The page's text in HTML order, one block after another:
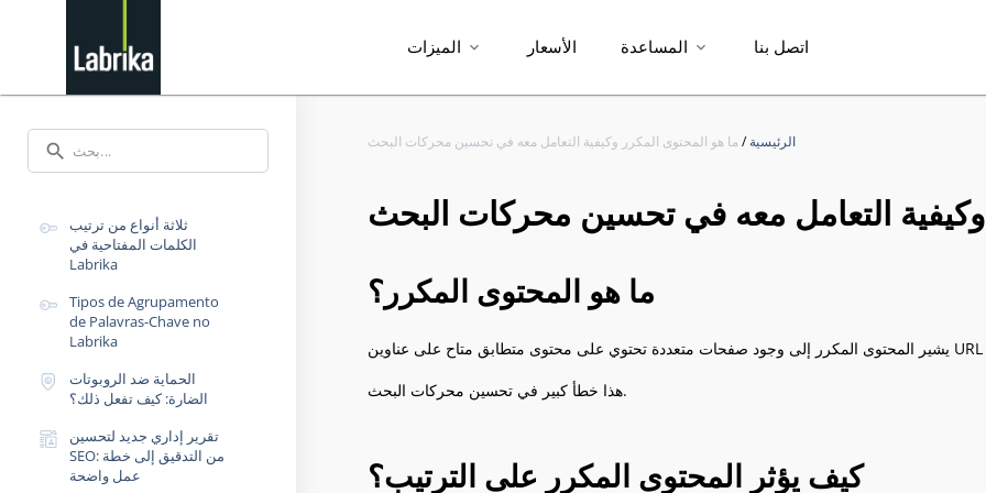
expand_more الأسعار expand_more اتصل بنا
search
ثلاثة أنواع من ترتيب
الكلمات المفتاحية في
Labrika
Tipos de Agrupamento
de Palavras-Chave no
Labrika
الحماية ضد الروبوتات
الضارة: كيف تفعل ذلك؟
تقرير إداري جديد لتحسين
SEO: من التدقيق إلى خطة
عمل واضحة
الرئيسية/ما هو المحتوى المكرر وكيفية التعامل معه في تحسين محركات البحث
التعامل معه في تحسين محركات البحث
ما هو المحتوى المكرر؟
هذا خطأ كبير في تحسين محركات البحث.
كيف يؤثر المحتوى المكرر على الترتيب؟